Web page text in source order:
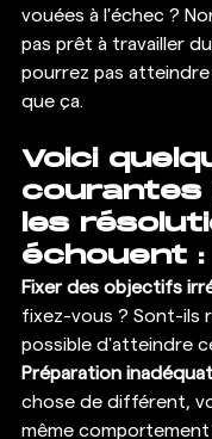
vouées à l'échec ?
pas prêt à travailler
pourrez pas
que ça.
Voici
courantes
les
échouent :
Fixer des objectifs
fixez-vous ? Sont-ils
possible d'atteindre
Préparation
chose de différent,
même